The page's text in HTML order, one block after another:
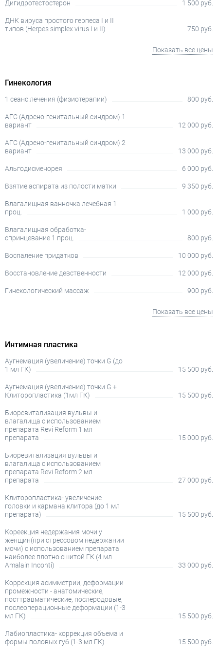
Дигидротестостерон 1 500 руб.
ДНК вируса простого герпеса I и II
типов (Herpes simplex virus I и II)
750 руб.
Показать все цены
Гинекология
1 сеанс лечения (физиотерапии) 800 руб.
АГС (Адрено-генитальный синдром) 1
вариант
12 000 руб.
АГС (Адрено-генитальный синдром) 2
вариант
13 000 руб.
Альгодисменорея 6 000 руб.
Взятие аспирата из полости матки 9 350 руб.
Влагалищная ванночка лечебная 1
проц.
1 000 руб.
Влагалищная обработка-
спринцевание 1 проц.
800 руб.
Воспаление придатков 10 000 руб.
Восстановление девственности 12 000 руб.
Гинекологический массаж 900 руб.
Показать все цены
Интимная пластика
Аугнемация (увеличение) точки G (до
1 мл ГК)
15 500 руб.
Аугнемация (увеличение) точки G +
Клиторопластика (1мл ГК)
15 500 руб.
Биоревитализация вульвы и
влагалища с использованием
препарата Revi Reform 1 мл
препарата
15 000 руб.
Биоревитализация вульвы и
влагалища с использованием
препарата Revi Reform 2 мл
препарата
27 000 руб.
Клиторопластика- увеличение
головки и кармана клитора (до 1 мл
препарата)
15 500 руб.
Кореекция недержания мочи у
женщин(при стрессовом недержании
мочи) с использованием препарата
наиболее плотно сшитой ГК (4 мл
Amalain Inconti)
33 000 руб.
Коррекция асимметрии, деформации
промежности - анатомические,
посттравматические, послеродовые,
послеоперационные деформации (1-3
мл ГК)
15 500 руб.
Лабиопластика- коррекция объема и
формы половых губ (1-3 мл ГК)
15 500 руб.